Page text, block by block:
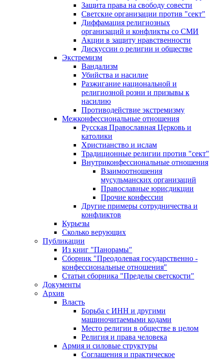
Защита права на свободу совести
Светские организации против "сект"
Диффамация религиозных
организаций и конфликты со СМИ
Акции в защиту нравственности
Дискуссии о религии и обществе
Экстремизм
Вандализм
Убийства и насилие
Разжигание национальной и
религиозной розни и призывы к
насилию
Противодействие экстремизму
Межконфессиональные отношения
Русская Православная Церковь и
католики
Христианство и ислам
Традиционные религии против "сект"
Внутриконфессиональные отношения
Взаимоотношения
мусульманских организаций
Православные юрисдикции
Прочие конфессии
Другие примеры сотрудничества и
конфликтов
Курьезы
Сколько верующих
Публикации
Из книг "Панорамы"
Сборник "Преодолевая государственно -
конфессиональные отношения"
Статьи сборника "Пределы светскости"
Документы
Архив
Власть
Борьба с ИНН и другими
машиночитаемыми кодами
Место религии в обществе в целом
Религия и права человека
Армия и силовые структуры
Соглашения и практическое